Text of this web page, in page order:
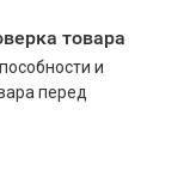
товара
и
перед